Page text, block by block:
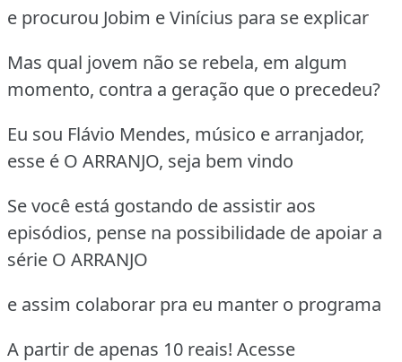
e procurou Jobim e Vinícius para se explicar
Mas qual jovem não se rebela, em algum
momento, contra a geração que o precedeu?
Eu sou Flávio Mendes, músico e arranjador,
esse é O ARRANJO, seja bem vindo
Se você está gostando de assistir aos
episódios, pense na possibilidade de apoiar a
série O ARRANJO
e assim colaborar pra eu manter o programa
A partir de apenas 10 reais! Acesse